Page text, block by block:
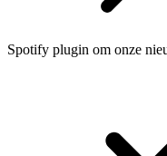
Spotify plugin om onze